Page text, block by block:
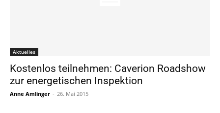
Aktuelles
Kostenlos teilnehmen: Caverion Roadshow
zur energetischen Inspektion
Anne Amlinger - 26. Mai 2015